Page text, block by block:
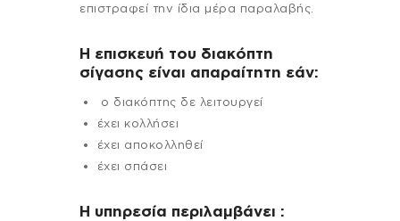
επιστραφεί την ίδια μέρα παραλαβής.
Η επισκευή του διακόπτη
σίγασης είναι απαραίτητη εάν:
ο διακόπτης δε λειτουργεί
έχει κολλήσει
έχει αποκολληθεί
έχει σπάσει
H υπηρεσία περιλαμβάνει :